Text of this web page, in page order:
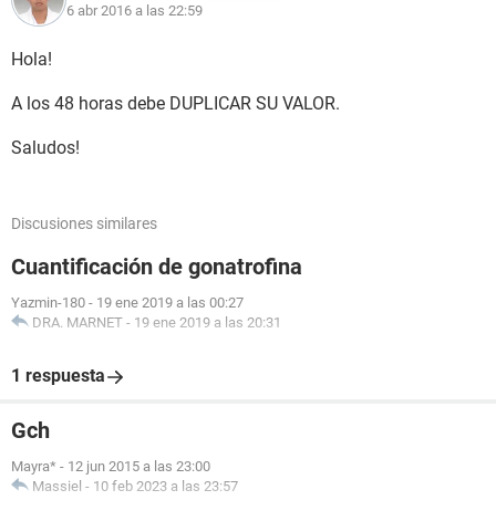
6 abr 2016 a las 22:59
Hola!
A los 48 horas debe DUPLICAR SU VALOR.
Saludos!
Discusiones similares
Cuantificación de gonatrofina
Yazmin-180 - 19 ene 2019 a las 00:27
DRA. MARNET - 19 ene 2019 a las 20:31
1 respuesta
Gch
Mayra* - 12 jun 2015 a las 23:00
Massiel - 10 feb 2023 a las 23:57